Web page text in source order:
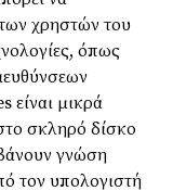
χρηστών του
όπως
μικρά
σκληρό δίσκο
γνώση
τον υπολογιστή